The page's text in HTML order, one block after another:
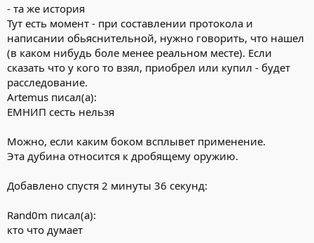
- та же история
Тут есть момент - при составлении протокола и
написании обьяснительной, нужно говорить, что нашел
(в каком нибудь боле менее реальном месте). Если
сказать что у кого то взял, приобрел или купил - будет
расследование.
Artemus писал(а):
ЕМНИП сесть нельзя
Можно, если каким боком всплывет применение.
Эта дубина относится к дробящему оружию.
Добавлено спустя 2 минуты 36 секунд:
Rand0m писал(а):
кто что думает